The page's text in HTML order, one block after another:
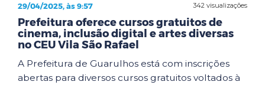
342 visualizações
29/04/2025, às 9:57
Prefeitura oferece cursos gratuitos de
cinema, inclusão digital e artes diversas
no CEU Vila São Rafael
A Prefeitura de Guarulhos está com inscrições
abertas para diversos cursos gratuitos voltados à